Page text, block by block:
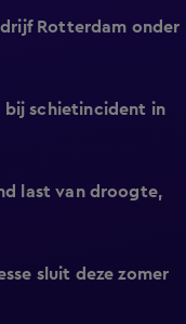
Rotterdam onder
bij schietincident in
last van droogte,
sluit deze zomer